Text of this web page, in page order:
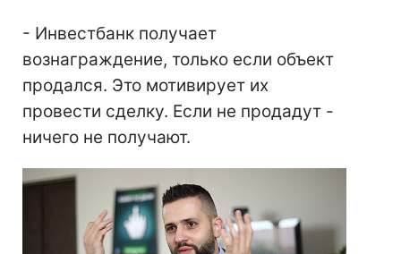
- Инвестбанк получает
вознаграждение, только если объект
продался. Это мотивирует их
провести сделку. Если не продадут -
ничего не получают.